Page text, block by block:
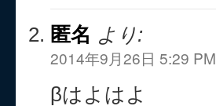
匿名 より:
2014年9月26日 5:29 PM
βはよはよ